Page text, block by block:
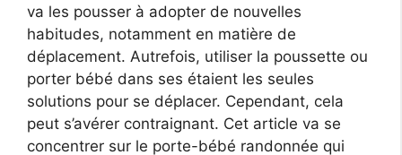
va les pousser à adopter de nouvelles
habitudes, notamment en matière de
déplacement. Autrefois, utiliser la poussette ou
porter bébé dans ses étaient les seules
solutions pour se déplacer. Cependant, cela
peut s’avérer contraignant. Cet article va se
concentrer sur le porte-bébé randonnée qui